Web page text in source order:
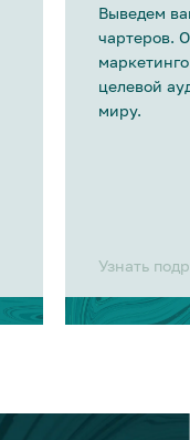
Выведем
чартеров.
целевой
миру.
Узнать